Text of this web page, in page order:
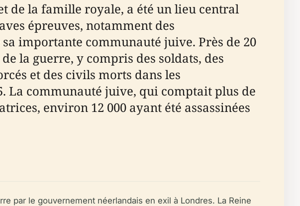
de la famille royale, a été un lieu central
épreuves, notamment des
importante communauté juive. Près de 20
la guerre, y compris des soldats, des
et des civils morts dans les
La communauté juive, qui comptait plus de
environ 12 000 ayant été assassinées
par le gouvernement néerlandais en exil à Londres. La Reine